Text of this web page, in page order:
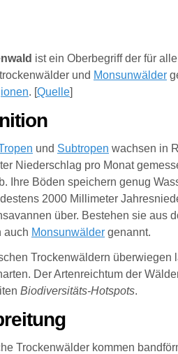
ist ein Oberbegriff der für
und Monsunwälder
. [Quelle]
und Subtropen wachsen in
Niederschlag pro Monat
Ihre Böden speichern genug
2000 Millimeter
über. Bestehen sie aus
auch Monsunwälder genannt.
Trockenwäldern
Der Artenreichtum der
Biodiversitäts-Hotspots.
Trockenwälder kommen